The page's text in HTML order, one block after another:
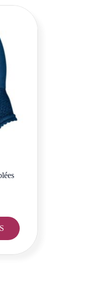
Ce
produit